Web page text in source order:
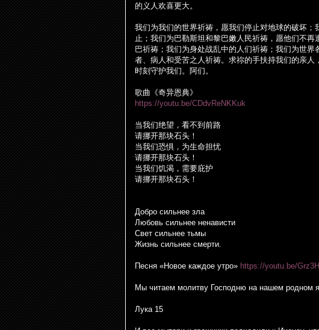
的 义 人 欢喜更大。
我们为我们的世界祈祷，愿我们停止对地球的破坏；
止；我们为巴勒斯坦和黎巴嫩人民祈祷，愿他们不再
巴祈祷；我们为身处战乱中的人 们祈祷；我们为世界
者、病人和受苦之人祈祷。求祢的手扶持我们的亲 人，
时刻守护我们 。阿们 。
歌曲《奇异恩典》
https://youtu.be/CDdvReNKKuk
当我们绝望，看不到前路
请挪开那块石头 ！
当我们恐惧， 为生命担忧
请挪开那块石头 ！
当我们饥渴，需要庇护
请挪开那块石头 ！
Добро сильнее зла
Любовь сильнее ненависти
Свет сильнее тьмы
Жизнь сильнее смерти.
Песня «Новое каждое утро» https://youtu.be/
Мы читаем молитву Господню на нашем родном
Лука 15